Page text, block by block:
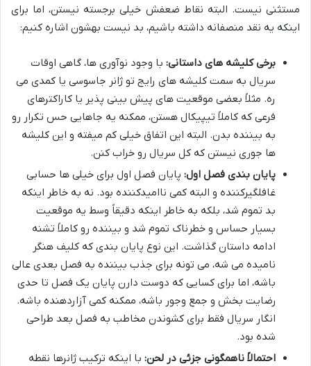
مستثنی نیست. البته نقاط ضعفش خیلی برجسته نیستن، اما برای
اینکه یه نقد منصفانه داشته باشیم، بد نیست بهشون اشاره کنیم:
برخی کلیشه های داستانی: با وجود نوآوری ها، گاهی اوقات
سریال به سمت کلیشه های رایج تو ژانر جاسوسی یا کمدی می
ره. مثلاً بعضی موقعیت های پیش بینی پذیر یا کاراکترهای
فرعی که کاملاً تیپیکال هستن، ممکنه یه جاهایی حس تکرار رو
به بیننده بدن. البته این اتفاق خیلی کم میفته و این کلیشه
ها جوری نیستن که کل سریال رو خراب کنن.
پایان بندی فصل اول: پایان فصل اول برای خیلی ها حسابی
غافلگیرکننده و البته کمی ناامیدکننده بود. نه به خاطر اینکه
بد تموم شد، بلکه به خاطر اینکه دقیقاً وسط یه موقعیت
بسیار حساس و خطرناک تموم شد و بیننده رو کاملاً تشنه
ادامه داستان گذاشت. این نوع پایان بندی که کلیف هنگر
نامیده می شه، می تونه برای جذب بیننده به فصل بعدی عالی
باشه، اما برای کسایی که دوست دارن پایان یک فصل تا حدی
رضایت بخش و جمع وجور باشه، ممکنه کمی آزاردهنده باشه.
انگار سریال فقط برای کشوندن مخاطب به فصل بعد طراحی
شده بود.
احتمالاً ناهمگونی جزئی در لحن: با اینکه ترکیب ژانرها نقطه